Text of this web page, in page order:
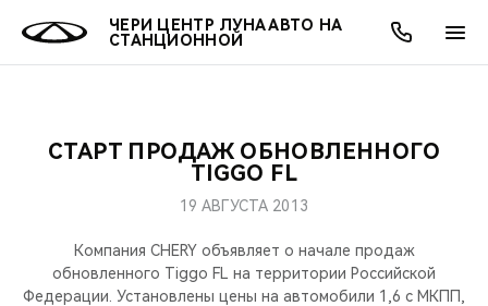
ЧЕРИ ЦЕНТР ЛУНА АВТО НА
СТАНЦИОННОЙ
МОДЕЛИ
КРОССОВЕРЫ
ПОКУПАТЕЛЯМ
КРЕДИТ И СТРАХОВАНИЕ
ВЛАДЕЛЬЦАМ
ЗАПЧАСТИ И АКСЕССУАРЫ
МИР CHERY
О БРЕНДЕ
АКЦИИ
ОНЛАЙН СЕРВИСЫ
КРЕДИТ
О КОМПАНИИ
МЫ В СОЦСЕТЯХ
СТАРТ ПРОДАЖ ОБНОВЛЕННОГО
TIGGO FL
19 АВГУСТА 2013
Компания CHERY объявляет о начале продаж
обновленного Tiggo FL на территории Российской
Федерации. Установлены цены на автомобили 1,6 с МКПП,